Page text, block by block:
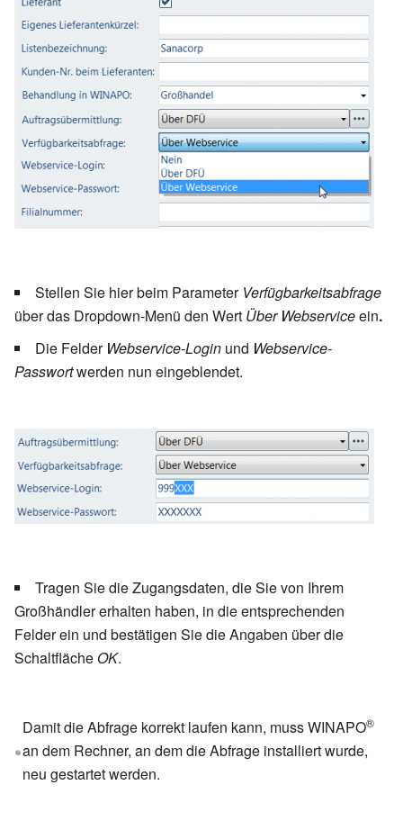
Stellen Sie hier beim Parameter Verfügbarkeitsabfrage
über das Dropdown-Menü den Wert Über Webserviceein.
Die Felder Webservice-Login und Webservice-
Passwortwerden nun eingeblendet.
Tragen Sie die Zugangsdaten, die Sie von Ihrem
Großhändler erhalten haben, in die entsprechenden
Felder ein und bestätigen Sie die Angaben über die
Schaltfläche OK.
Damit die Abfrage korrekt laufen kann, muss WINAPO®
an dem Rechner, an dem die Abfrage installiert wurde,
neu gestartet werden.